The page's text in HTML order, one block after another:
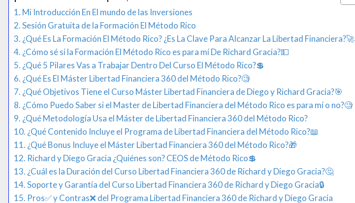
Mi Introducción En El mundo de las Inversiones
Sesión Gratuita de la Formación El Método Rico
¿Qué Es La Formación El Método Rico? ¿Es La Clave Para Alcanzar La Libertad Financiera?🚀
¿Cómo sé si la Formación El Método Rico es para mí De Richard Gracia?​💵​
¿Qué 5 Pilares Vas a Trabajar Dentro Del Curso El Método Rico?💲
¿Qué Es El Máster Libertad Financiera 360 del Método Rico?🧐
¿Qué Objetivos Tiene el Curso Máster Libertad Financiera de Diego y Richard Gracia?🎯​
¿Cómo Puedo Saber si el Master de Libertad Financiera del Método Rico es para mí o no?🧐
¿Qué Metodología Usa el Máster de Libertad Financiera 360 del Método Rico?
¿Qué Contenido Incluye el Programa de Libertad Financiera del Método Rico?📖
¿Qué Bonus Incluye el Máster Libertad Financiera 360 del Método Rico?🎁
Richard y Diego Gracia ¿Quiénes son? CEOS de Método Rico💲​
¿Cuál es la Duración del Curso Libertad Financiera 360 de Richard y Diego Gracia?🤔​
Soporte y Garantía del Curso Libertad Financiera 360 de Richard y Diego Gracia🔒​
Pros✅ y Contras❌​ del Programa Libertad Financiera 360 de Richard y Diego Gracia